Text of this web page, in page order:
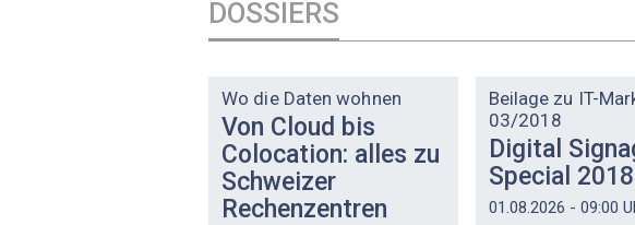
DOSSIERS
Wo die Daten wohnen
Von Cloud bis
Colocation: alles zu
Schweizer
Rechenzentren
Beilage zu IT-
03/2018
Digital
Special 2018
01.08.2026 - 09:00